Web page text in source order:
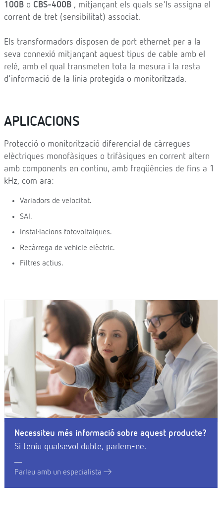
100B o CBS-400B , mitjançant els quals se'ls assigna el
corrent de tret (sensibilitat) associat.
Els transformadors disposen de port ethernet per a la
seva connexió mitjançant aquest tipus de cable amb el
relé, amb el qual transmeten tota la mesura i la resta
d'informació de la línia protegida o monitoritzada.
APLICACIONS
Protecció o monitorització diferencial de càrregues
elèctriques monofàsiques o trifàsiques en corrent altern
amb components en continu, amb freqüències de fins a 1
kHz, com ara:
Variadors de velocitat.
SAI.
Instal·lacions fotovoltaiques.
Recàrrega de vehicle elèctric.
Filtres actius.
Necessiteu més informació sobre aquest producte?
Si teniu qualsevol dubte, parlem-ne.
Parleu amb un especialista